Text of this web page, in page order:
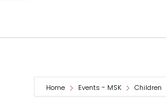
Home Events - MSK Children